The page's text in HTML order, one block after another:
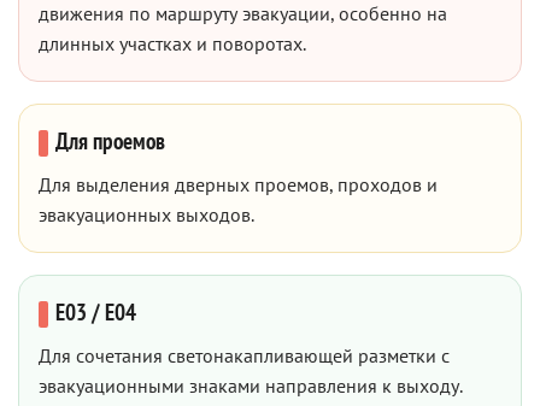
движения по маршруту эвакуации, особенно на
длинных участках и поворотах.
Для проемов
Для выделения дверных проемов, проходов и
эвакуационных выходов.
E03 / E04
Для сочетания светонакапливающей разметки с
эвакуационными знаками направления к выходу.